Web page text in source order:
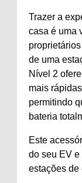
Trazer a
casa é uma
de uma
Nível 2
mais
permitindo
bateria
Este
do seu EV
estações de